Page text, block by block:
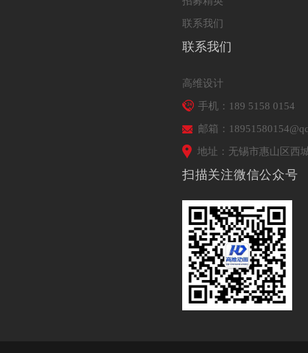
联系我们
联系我们
高维设计
手机：189 5158 0154
邮箱：
地址：无锡市惠山区西
扫描关注微信公众号